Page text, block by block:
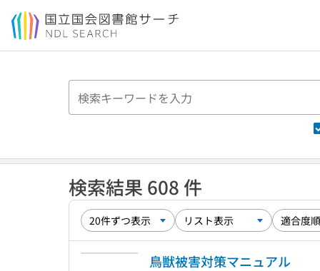
本文へ移動
検索結果 608 件
鳥獣被害対策マニュアル